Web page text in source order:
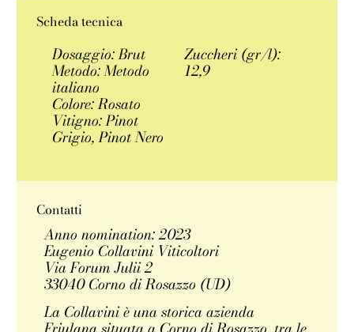
Scheda tecnica
Dosaggio: Brut
Metodo: Metodo
italiano
Colore: Rosato
Vitigno: Pinot
Grigio, Pinot Nero
Zuccheri (gr/l):
12,9
Contatti
Anno nomination: 2023
Eugenio Collavini Viticoltori
Via Forum Julii 2
33040 Corno di Rosazzo (UD)
La Collavini è una storica azienda